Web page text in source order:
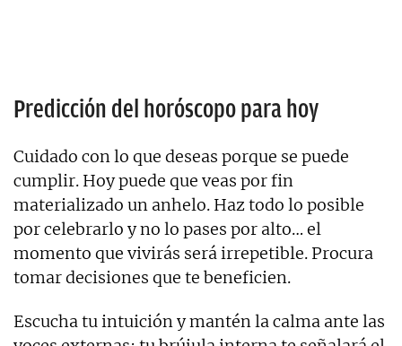
Predicción del horóscopo para hoy
Cuidado con lo que deseas porque se puede
cumplir. Hoy puede que veas por fin
materializado un anhelo. Haz todo lo posible
por celebrarlo y no lo pases por alto… el
momento que vivirás será irrepetible. Procura
tomar decisiones que te beneficien.
Escucha tu intuición y mantén la calma ante las